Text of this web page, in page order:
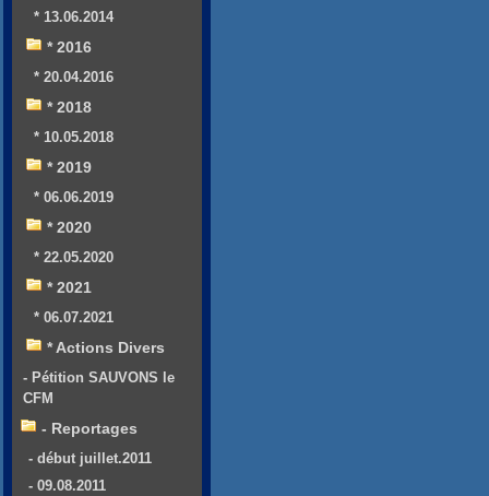
* 13.06.2014
* 2016
* 20.04.2016
* 2018
* 10.05.2018
* 2019
* 06.06.2019
* 2020
* 22.05.2020
* 2021
* 06.07.2021
* Actions Divers
- Pétition SAUVONS le
CFM
- Reportages
- début juillet.2011
- 09.08.2011